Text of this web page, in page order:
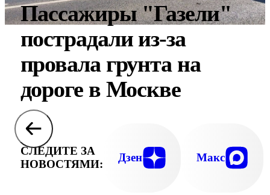
Пассажиры "Газели"
пострадали из-за
провала грунта на
дороге в Москве
СЛЕДИТЕ ЗА
НОВОСТЯМИ:
Дзен Макс